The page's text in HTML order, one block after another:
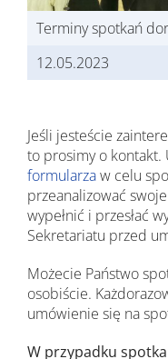
Terminy spotkań
12.05.2023
Jeśli jesteście
to prosimy o kontakt.
formularzaw celu
przeanalizować
wypełnić i przesłać
Sekretariatu przed
Możecie Państwo
osobiście.
umówienie się na
W przypadku